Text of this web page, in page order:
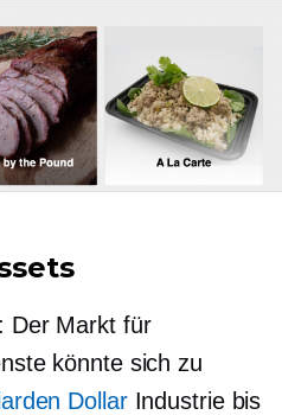
Der Markt für
könnte sich zu
DollarIndustrie bis